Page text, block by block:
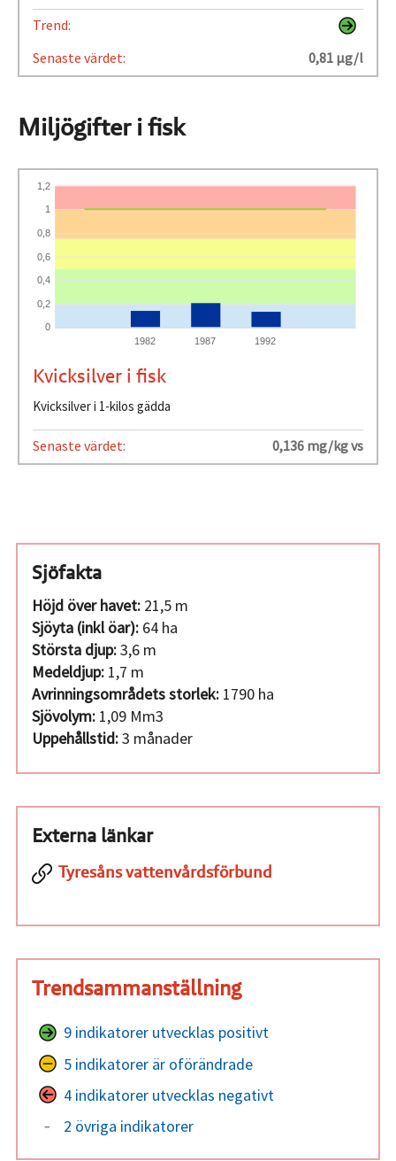
Trend:
Senaste värdet:
0,81 µg/l
Miljögifter i fisk
1982 1987 1992
0
0,2
0,4
0,6
0,8
1
1,2
Kvicksilver i fisk
Kvicksilver i 1-kilos gädda
Senaste värdet: 0,136 mg/kg vs
Sjöfakta
Höjd över havet: 21,5 m
Sjöyta (inkl öar): 64 ha
Största djup:3,6 m
Medeldjup: 1,7 m
Avrinningsområdets storlek: 1790 ha
Sjövolym: 1,09 Mm3
Uppehållstid:3 månader
Externa länkar
Tyresåns vattenvårdsförbund
Trendsammanställning
9 indikatorer utvecklas positivt
5 indikatorer är oförändrade
4 indikatorer utvecklas negativt
2 övriga indikatorer